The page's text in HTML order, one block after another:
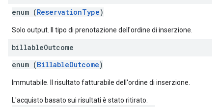
enum (ReservationType)
Solo output. Il tipo di prenotazione dell'ordine di inserzione.
billableOutcome
enum (BillableOutcome)
Immutabile. Il risultato fatturabile dell'ordine di inserzione.
L'acquisto basato sui risultati è stato ritirato.